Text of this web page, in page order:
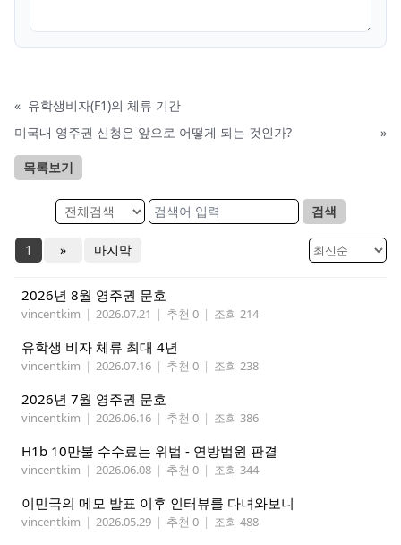
« 유학생비자(F1)의 체류 기간
미국내 영주권 신청은 앞으로 어떻게 되는 것인가?
»
목록보기
검색
1 » 마지막
2026년 8월 영주권 문호
vincentkim | 2026.07.21 | 추천 0 | 조회 214
유학생 비자 체류 최대 4년
vincentkim | 2026.07.16 | 추천 0 | 조회 238
2026년 7월 영주권 문호
vincentkim | 2026.06.16 | 추천 0 | 조회 386
H1b 10만불 수수료는 위법 - 연방법원 판결
vincentkim | 2026.06.08 | 추천 0 | 조회 344
이민국의 메모 발표 이후 인터뷰를 다녀와보니
vincentkim | 2026.05.29 | 추천 0 | 조회 488